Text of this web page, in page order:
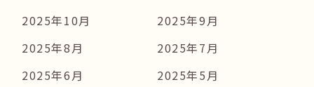
2025年10月
2025年9月
2025年8月
2025年7月
2025年6月
2025年5月